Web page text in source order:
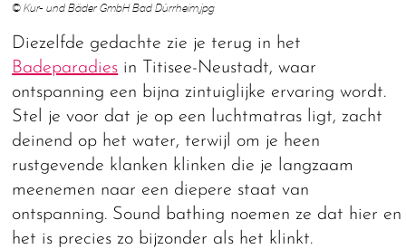
© Kur- und Bäder GmbH Bad Dürrheim.jpg
Diezelfde gedachte zie je terug in het
Badeparadies in Titisee-Neustadt, waar
ontspanning een bijna zintuiglijke ervaring wordt.
Stel je voor dat je op een luchtmatras ligt, zacht
deinend op het water, terwijl om je heen
rustgevende klanken klinken die je langzaam
meenemen naar een diepere staat van
ontspanning. Sound bathing noemen ze dat hier en
het is precies zo bijzonder als het klinkt.